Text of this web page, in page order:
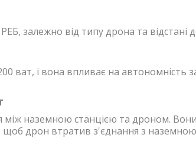
залежно від типу дрона та відстані
ват, і вона впливає на автономність
наземною станцією та дроном.
щоб дрон втратив з'єднання з